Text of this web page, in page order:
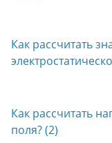
Как рассчитать
Как рассчитать
поля? (2)